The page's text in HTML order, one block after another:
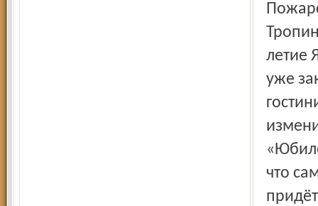
летие
уже
что